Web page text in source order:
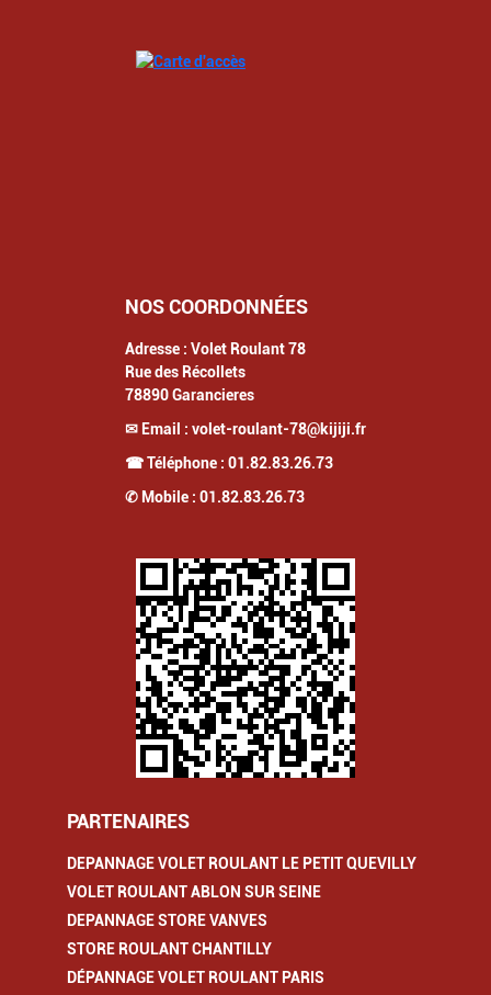
NOS COORDONNÉES
Adresse : Volet Roulant 78
Rue des Récollets
78890Garancieres
✉ Email : volet-roulant-78@kijiji.fr
☎ Téléphone : 01.82.83.26.73
✆ Mobile : 01.82.83.26.73
PARTENAIRES
DEPANNAGE VOLET ROULANT LE PETIT QUEVILLY
VOLET ROULANT ABLON SUR SEINE
DEPANNAGE STORE VANVES
STORE ROULANT CHANTILLY
DÉPANNAGE VOLET ROULANT PARIS